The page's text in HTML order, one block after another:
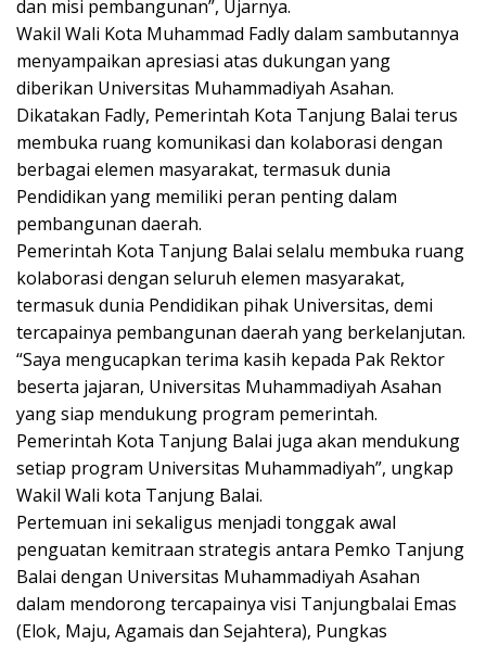
dan misi pembangunan”, Ujarnya.
Wakil Wali Kota Muhammad Fadly dalam sambutannya
menyampaikan apresiasi atas dukungan yang
diberikan Universitas Muhammadiyah Asahan.
Dikatakan Fadly, Pemerintah Kota Tanjung Balai terus
membuka ruang komunikasi dan kolaborasi dengan
berbagai elemen masyarakat, termasuk dunia
Pendidikan yang memiliki peran penting dalam
pembangunan daerah.
Pemerintah Kota Tanjung Balai selalu membuka ruang
kolaborasi dengan seluruh elemen masyarakat,
termasuk dunia Pendidikan pihak Universitas, demi
tercapainya pembangunan daerah yang berkelanjutan.
“Saya mengucapkan terima kasih kepada Pak Rektor
beserta jajaran, Universitas Muhammadiyah Asahan
yang siap mendukung program pemerintah.
Pemerintah Kota Tanjung Balai juga akan mendukung
setiap program Universitas Muhammadiyah”, ungkap
Wakil Wali kota Tanjung Balai.
Pertemuan ini sekaligus menjadi tonggak awal
penguatan kemitraan strategis antara Pemko Tanjung
Balai dengan Universitas Muhammadiyah Asahan
dalam mendorong tercapainya visi Tanjungbalai Emas
(Elok, Maju, Agamais dan Sejahtera), Pungkas